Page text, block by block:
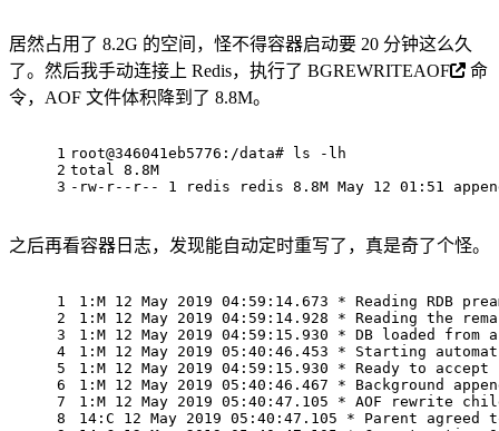
居然占用了 8.2G 的空间，怪不得容器启动要 20 分钟这么久
了。然后我手动连接上 Redis，执行了 BGREWRITEAOF
命
令，AOF 文件体积降到了 8.8M。
1
2
3
root@346041eb5776:/data# ls -lh
total 8.8M
-rw-r--r-- 1 redis redis 8.8M May 12 01:51
之后再看容器日志，发现能自动定时重写了，真是奇了个怪。
1
2
3
4
5
6
7
8
1:M 12 May 2019 04:59:14.673 * Reading RDB
1:M 12 May 2019 04:59:14.928 * Reading the
1:M 12 May 2019 04:59:15.930 * DB loaded
1:M 12 May 2019 05:40:46.453 * Starting
1:M 12 May 2019 04:59:15.930 * Ready to
1:M 12 May 2019 05:40:46.467 * Background
1:M 12 May 2019 05:40:47.105 * AOF rewrite
14:C 12 May 2019 05:40:47.105 * Parent